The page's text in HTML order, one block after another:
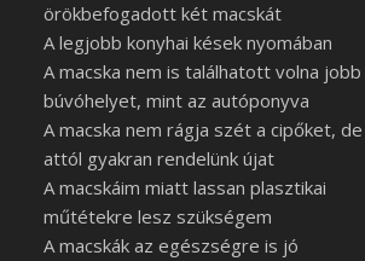
örökbefogadott két macskát
A legjobb konyhai kések nyomában
A macska nem is találhatott volna jobb
búvóhelyet, mint az autóponyva
A macska nem rágja szét a cipőket, de
attól gyakran rendelünk újat
A macskáim miatt lassan plasztikai
műtétekre lesz szükségem
A macskák az egészségre is jó